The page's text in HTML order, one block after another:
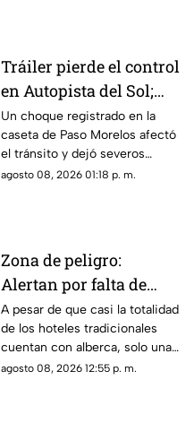
Tráiler pierde el control
en Autopista del Sol;
fallece una persona
Un choque registrado en la
caseta de Paso Morelos afectó
el tránsito y dejó severos
daños; este fue el saldo.
agosto 08, 2026 01:18 p. m.
Zona de peligro:
Alertan por falta de
medidas de seguridad
en albercas de hoteles
tradicionales
A pesar de que casi la totalidad
de los hoteles tradicionales
cuentan con alberca, solo una
mínima parte dispone de
agosto 08, 2026 12:55 p. m.